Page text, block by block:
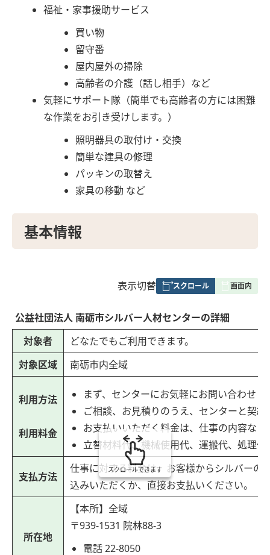
福祉・家事援助サービス
買い物
留守番
屋内屋外の掃除
高齢者の介護（話し相手）など
気軽にサポート隊（簡単でも高齢者の方には困難
な作業をお引き受けします。）
照明器具の取付け・交換
簡単な建具の修理
パッキンの取替え
家具の移動 など
基本情報
表
み
の
表示切替
公益社団法人 南砺市シルバー人材センターの詳細
対象者
どなたでもご利用できます。
対象区域
南砺市内全域
利用方法
利用料金
まず、センターにお気軽にお問い合わせく
ご相談、お見積りのうえ、センターと契
お支払いいただく料金は、仕事の内容など
立替材料代、機械使用代、運搬代、処理
支払方法
仕事に対する料金は、お客様からシルバーの
込みいただくか、直接お支払いください。
所在地
【本所】全域
〒939-1531 院林88-3
電話 22-8050
スクロールできます